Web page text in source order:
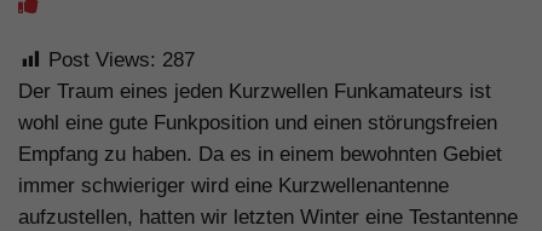
Post Views: 287
Der Traum eines jeden Kurzwellen Funkamateurs ist
wohl eine gute Funkposition und einen störungsfreien
Empfang zu haben. Da es in einem bewohnten Gebiet
immer schwieriger wird eine Kurzwellenantenne
aufzustellen, hatten wir letzten Winter eine Testantenne